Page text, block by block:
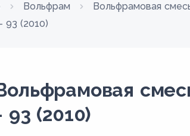
Вольфрам
Вольфрамовая
93 (2010)
93 (2010)